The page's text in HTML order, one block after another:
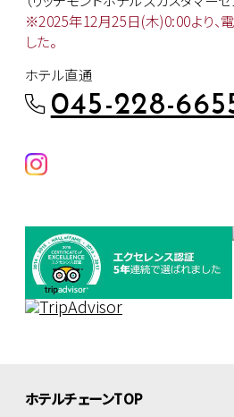
※2025年12月25日(木)0:00より、
した。
ホテル直通
045-228-
ホテルチェーンTOP